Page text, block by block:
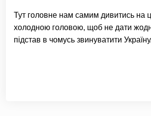
Тут головне нам самим дивитись на
холодною головою, щоб не дати
підстав в чомусь звинуватити Україну.